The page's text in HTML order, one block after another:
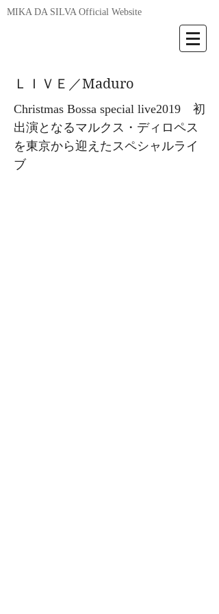
MIKA DA SILVA Official Website
ＬＩＶＥ／Maduro
Christmas Bossa special live2019 初
出演となるマルクス・ディロペス
を東京から迎えたスペシャルライ
ブ